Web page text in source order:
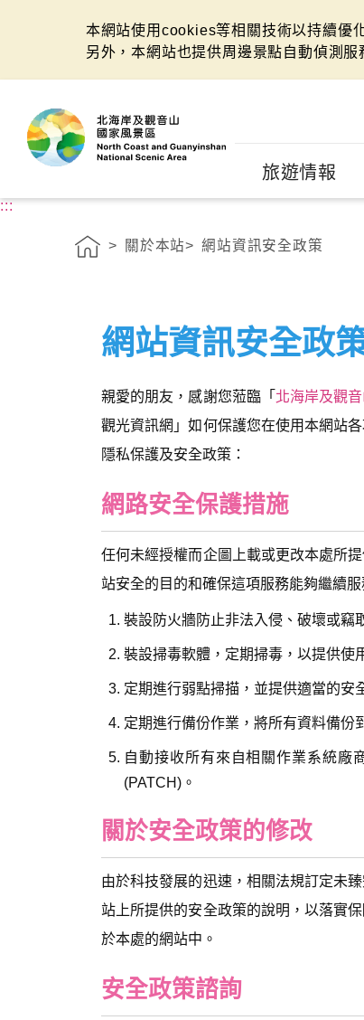
本網站使用cookies等相關技術以持續優
另外，本網站也提供周邊景點自動偵測
旅遊情報
:::
關於本站 網站資訊安全政策
網站資訊安全政
親愛的朋友，感謝您蒞臨「 北海岸及觀
觀光資訊網」如何保護您在使用本網站
隱私保護及安全政策：
網路安全保護措施
任何未經授權而企圖上載或更改本處所
站安全的目的和確保這項服務能夠繼續
裝設防火牆防止非法入侵、破壞或竊
裝設掃毒軟體，定期掃毒，以提供使
定期進行弱點掃描，並提供適當的安
定期進行備份作業，將所有資料備份
自動接收所有來自相關作業系統廠
(PATCH)。
關於安全政策的修改
由於科技發展的迅速，相關法規訂定未
站上所提供的安全政策的說明，以落實
於本處的網站中。
安全政策諮詢